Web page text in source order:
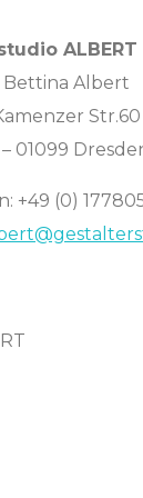
ALBERT
Bettina Albert
Str.60
– 01099
+49 (0)